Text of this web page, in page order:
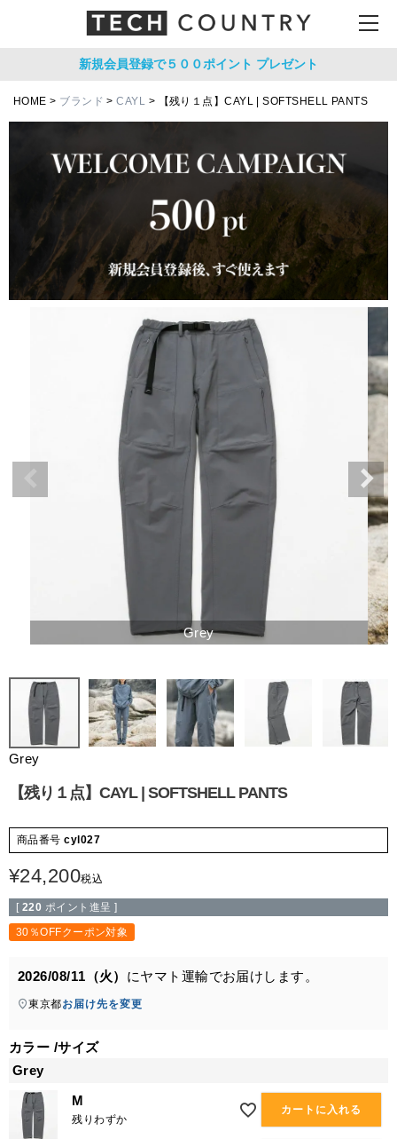
新規会員登録で５００ポイント プレゼント
HOME ブランド CAYL 【残り１点】CAYL | SOFTSHELL PANTS
Grey
Grey
【残り１点】CAYL | SOFTSHELL PANTS
商品番号 cyl027
¥24,200税込
[ 220 ポイント進呈 ]
30％OFFクーポン対象
2026/08/11（火） にヤマト運輸でお届けします。
東京都お届け先を変更
カラー サイズ
Grey
M
残りわずか
カートに入れる